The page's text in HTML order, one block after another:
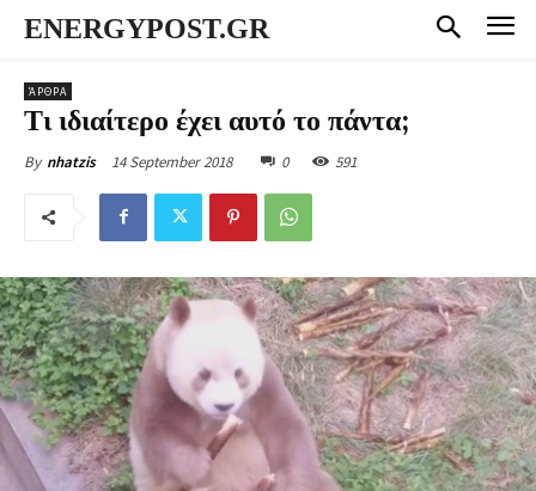
ENERGYPOST.GR
ΆΡΘΡΑ
Τι ιδιαίτερο έχει αυτό το πάντα;
By nhatzis 14 September 2018 0 591